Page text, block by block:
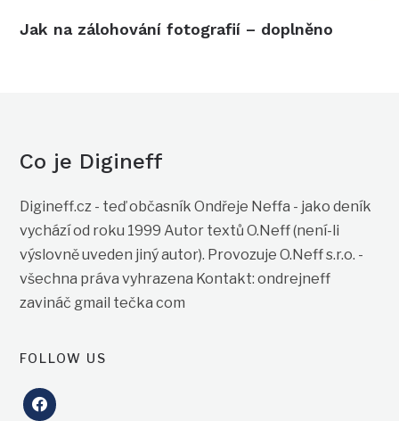
Jak na zálohování fotografií – doplněno
Co je Digineff
Digineff.cz - teď občasník Ondřeje Neffa - jako deník
vychází od roku 1999 Autor textů O.Neff (není-li
výslovně uveden jiný autor). Provozuje O.Neff s.r.o. -
všechna práva vyhrazena Kontakt: ondrejneff
zavináč gmail tečka com
FOLLOW US
facebook